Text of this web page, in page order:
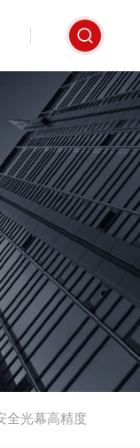
全光幕高精度